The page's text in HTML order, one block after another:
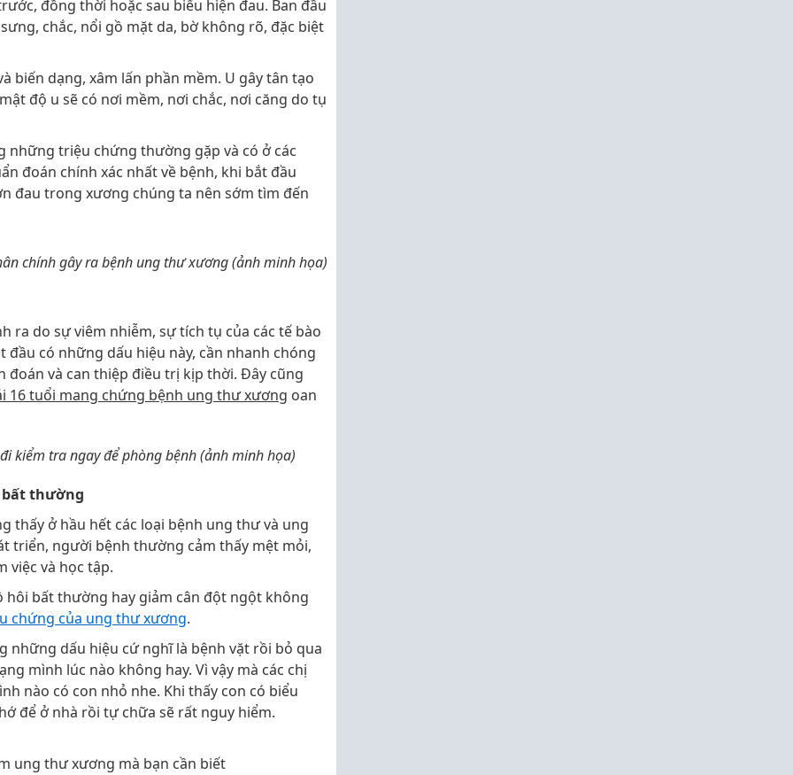
đồng thời hoặc sau biểu hiện đau. Ban đầu
chắc, nổi gồ mặt da, bờ không rõ, đặc biệt
biến dạng, xâm lấn phần mềm. U gây tân tạo
độ u sẽ có nơi mềm, nơi chắc, nơi căng do tụ
những triệu chứng thường gặp và có ở các
đoán chính xác nhất về bệnh, khi bắt đầu
đau trong xương chúng ta nên sớm tìm đến
chính gây ra bệnh ung thư xương (ảnh minh họa)
ra do sự viêm nhiễm, sự tích tụ của các tế bào
đầu có những dấu hiệu này, cần nhanh chóng
đoán và can thiệp điều trị kịp thời. Đây cũng
16 tuổi mang chứng bệnh ung thư xương oan
kiểm tra ngay để phòng bệnh (ảnh minh họa)
bất thường
thấy ở hầu hết các loại bệnh ung thư và ung
triển, người bệnh thường cảm thấy mệt mỏi,
việc và học tập.
hôi bất thường hay giảm cân đột ngột không
chứng của ung thư xương.
những dấu hiệu cứ nghĩ là bệnh vặt rồi bỏ qua
mình lúc nào không hay. Vì vậy mà các chị
nào có con nhỏ nhe. Khi thấy con có biểu
để ở nhà rồi tự chữa sẽ rất nguy hiểm.
ung thư xương mà bạn cần biết